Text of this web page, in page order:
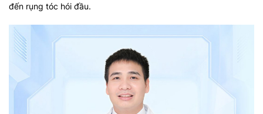
đến rụng tóc hói đầu.